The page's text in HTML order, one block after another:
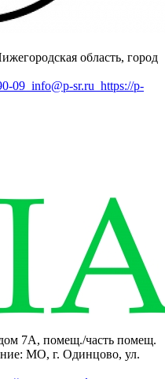
область, город
09 info@p-sr.ru https://p-
7А, помещ./часть помещ.
МО, г. Одинцово, ул.